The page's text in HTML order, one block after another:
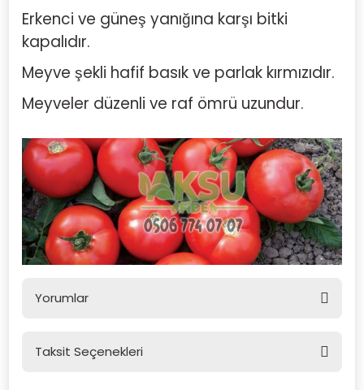
Erkenci ve güneş yanığına karşı bitki
kapalıdır.
Meyve şekli hafif basık ve parlak kırmızıdır.
Meyveler düzenli ve raf ömrü uzundur.
Yorumlar
Taksit Seçenekleri